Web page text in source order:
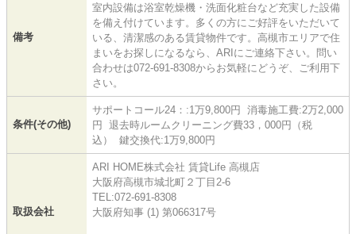
備考
室内設備は浴室乾燥機・洗面化粧台など充実した設備
を備え付けています。多くの方にご好評をいただいて
いる、清潔感のある賃貸物件です。高槻市エリアで住
まいをお探しになるなら、ARIにご連絡下さい。問い
合わせは072-691-8308からお気軽にどうぞ、ご利用下
さい。
条件(その他)
サポートコール24：:1万9,800円 消毒施工費:2万2,000
円 退去時ルームクリーニング費33，000円（税
込） 鍵交換代:1万9,800円
取扱会社
ARI HOME株式会社 賃貸Life 高槻店
大阪府高槻市城北町２丁目2-6
TEL:072-691-8308
大阪府知事 (1) 第066317号